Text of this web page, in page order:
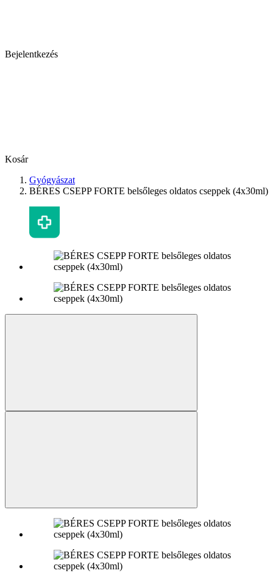
Bejelentkezés
Kosár
Gyógyászat
BÉRES CSEPP FORTE belsőleges oldatos cseppek (4x30ml)